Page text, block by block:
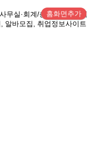
홈화면추가